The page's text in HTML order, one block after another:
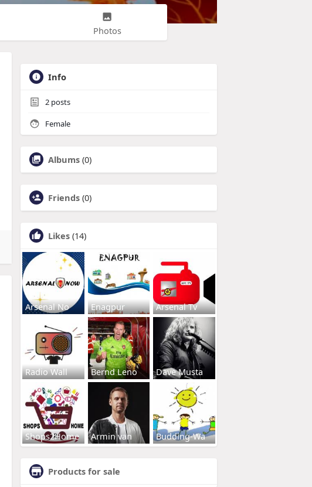
Photos
Info
2 posts
Female
Albums (0)
Friends (0)
Likes (14)
Arsenal No Enagpur Arsenal Tv
Radio Wall Bernd Leno Dave Musta
Shops2Home Armin van Budding-Wa
Products for sale